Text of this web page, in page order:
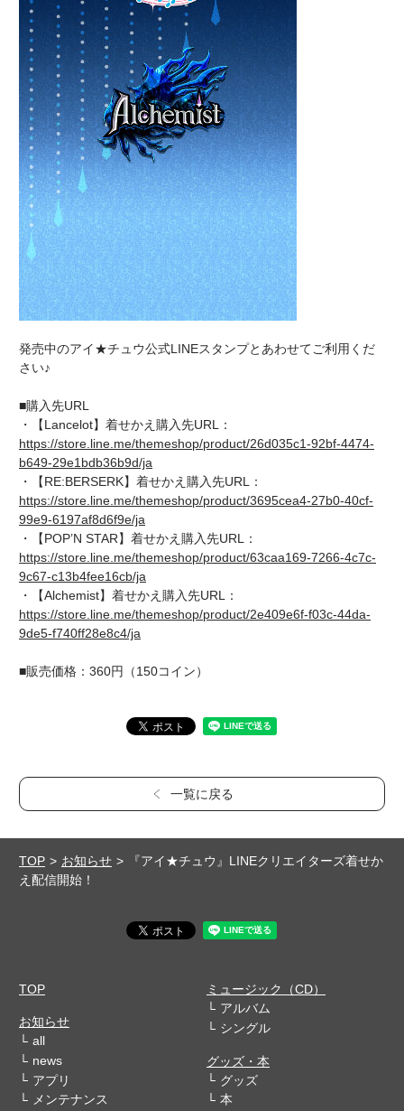
発売中のアイ★チュウ公式LINEスタンプとあわせてご利用くだ
さい♪
■購入先URL
・【Lancelot】着せかえ購入先URL：
https://store.line.me/themeshop/product/26d035c1-92bf-4474-
b649-29e1bdb36b9d/ja
・【RE:BERSERK】着せかえ購入先URL：
https://store.line.me/themeshop/product/3695cea4-27b0-40cf-
99e9-6197af8d6f9e/ja
・【POP’N STAR】着せかえ購入先URL：
https://store.line.me/themeshop/product/63caa169-7266-4c7c-
9c67-c13b4fee16cb/ja
・【Alchemist】着せかえ購入先URL：
https://store.line.me/themeshop/product/2e409e6f-f03c-44da-
9de5-f740ff28e8c4/ja
■販売価格：360円（150コイン）
一覧に戻る
TOP お知らせ
『アイ★チュウ』LINEクリエイターズ着せか
え配信開始！
TOP
お知らせ
all
news
アプリ
メンテナンス
ミュージック（CD）
アルバム
シングル
グッズ・本
グッズ
本